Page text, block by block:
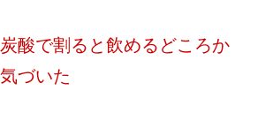
酸で割ると飲めるどころか
づいた